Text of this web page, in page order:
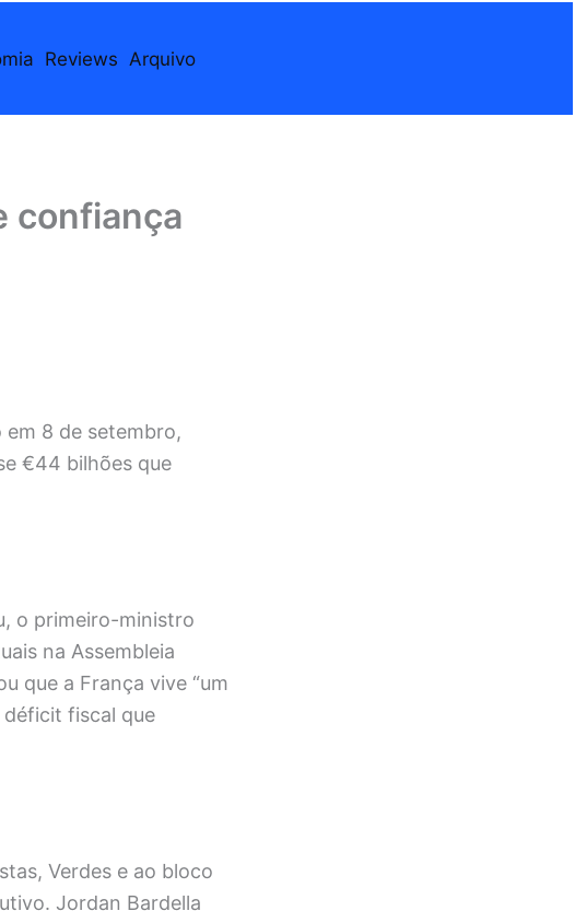
Reviews Arquivo
confiança
em 8 de setembro,
€44 bilhões que
o primeiro-ministro
na Assembleia
que a França vive “um
fiscal que
Verdes e ao bloco
Jordan Bardella